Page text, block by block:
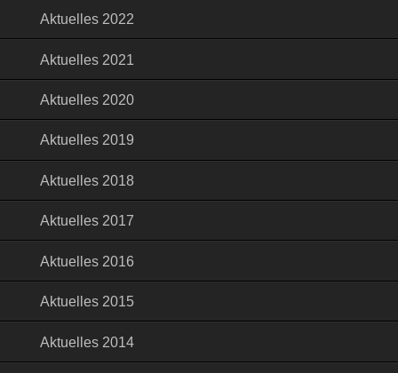
Aktuelles 2022
Aktuelles 2021
Aktuelles 2020
Aktuelles 2019
Aktuelles 2018
Aktuelles 2017
Aktuelles 2016
Aktuelles 2015
Aktuelles 2014